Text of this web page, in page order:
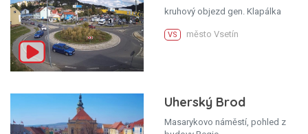
kruhový objezd gen. Klapálka
VS město Vsetín
Uherský Brod
Masarykovo náměstí, pohled z